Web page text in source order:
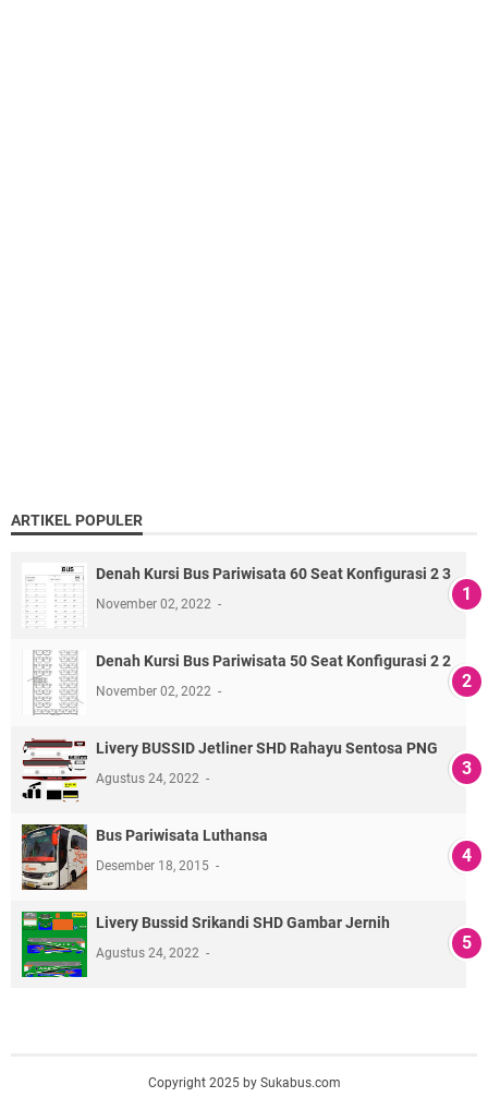
ARTIKEL POPULER
Denah Kursi Bus Pariwisata 60 Seat Konfigurasi 2 3
November 02, 2022
Denah Kursi Bus Pariwisata 50 Seat Konfigurasi 2 2
November 02, 2022
Livery BUSSID Jetliner SHD Rahayu Sentosa PNG
Agustus 24, 2022
Bus Pariwisata Luthansa
Desember 18, 2015
Livery Bussid Srikandi SHD Gambar Jernih
Agustus 24, 2022
Copyright 2025 by Sukabus.com